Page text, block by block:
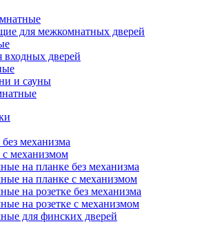
для межкомнатных дверей
входных дверей
и сауны
механизма
механизмом
на планке без механизма
на планке с механизмом
на розетке без механизма
на розетке с механизмом
для финских дверей